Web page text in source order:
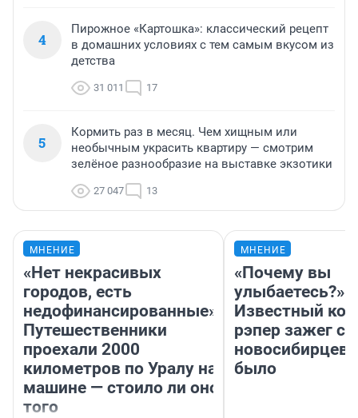
4
Пирожное «Картошка»: классический рецепт
в домашних условиях с тем самым вкусом из
детства
31 011 17
5
Кормить раз в месяц. Чем хищным или
необычным украсить квартиру — смотрим
зелёное разнообразие на выставке экзотики
27 047 13
МНЕНИЕ
«Нет некрасивых
городов, есть
недофинансированные».
Путешественники
проехали 2000
километров по Уралу на
машине — стоило ли оно
того
МНЕНИЕ
«Почему вы
улыбаетесь?»
Известный
рэпер зажег с
новосибирцев:
было